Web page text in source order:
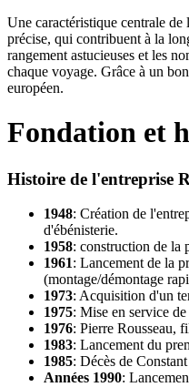
Une caractéristique centrale
précise, qui contribuent à la
rangement astucieuses et les
chaque voyage. Grâce à un
européen.
Fondation et
Histoire de l'entreprise
1948: Création de
d'ébénisterie.
1958: construction de la
1961: Lancement de la
(montage/démontage
1973: Acquisition d'un
1975: Mise en service
1976: Pierre Rousseau,
1983: Lancement du
1985: Décès de
Années 1990: